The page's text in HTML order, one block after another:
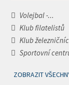
Volejbal -...
Klub filatelistů
Klub
Sportovní
ZOBRAZIT